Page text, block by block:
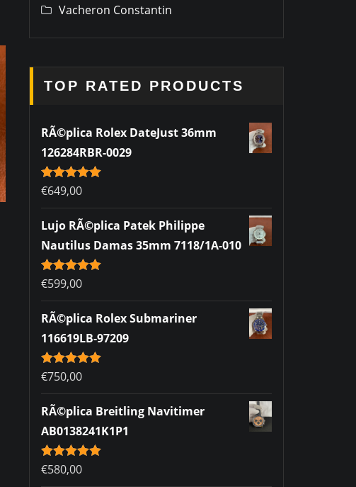
Vacheron Constantin
TOP RATED PRODUCTS
RÃ©plica Rolex DateJust 36mm
126284RBR-0029
Rated5.00
out of 5
€649,00
Lujo RÃ©plica Patek Philippe
Nautilus Damas 35mm 7118/1A-010
Rated5.00
out of 5
€599,00
RÃ©plica Rolex Submariner
116619LB-97209
Rated5.00
out of 5
€750,00
RÃ©plica Breitling Navitimer
AB0138241K1P1
Rated5.00
out of 5
€580,00